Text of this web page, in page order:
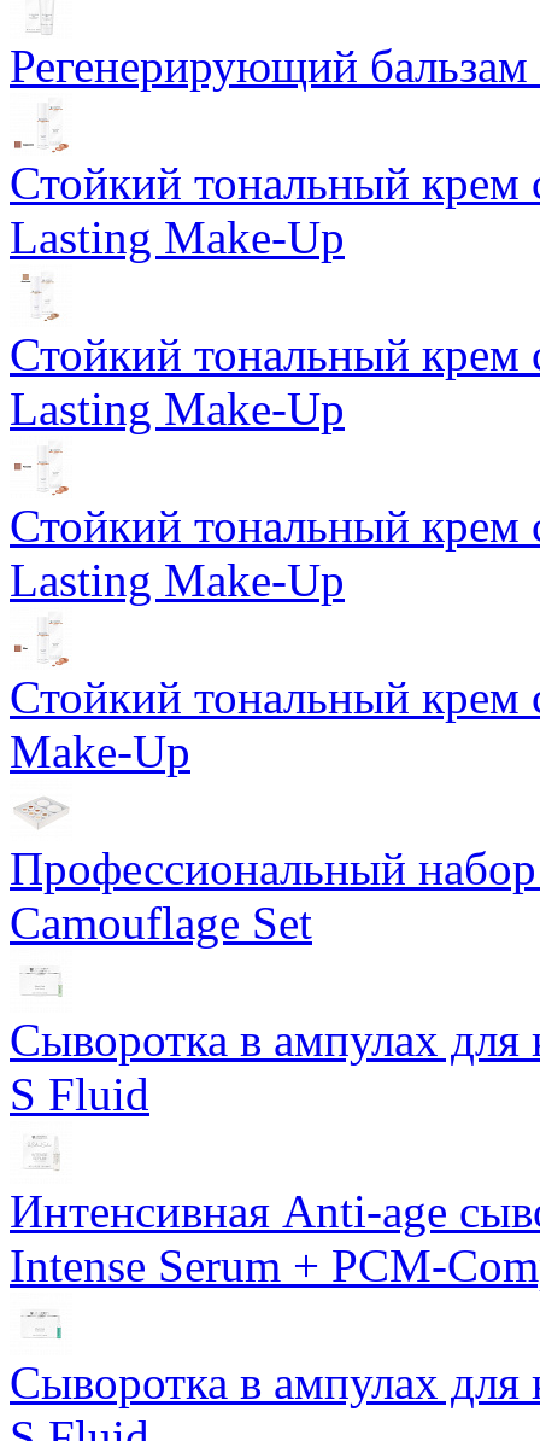
Регенерирующий
Стойкий тональный
Lasting Make-Up
Стойкий тональный
Lasting Make-Up
Стойкий тональный
Lasting Make-Up
Стойкий тональный
Make-Up
Профессиональный
Camouflage Set
Сыворотка в ампулах для
S Fluid
Интенсивная Anti-age
Intense Serum + PCM-
Сыворотка в ампулах для